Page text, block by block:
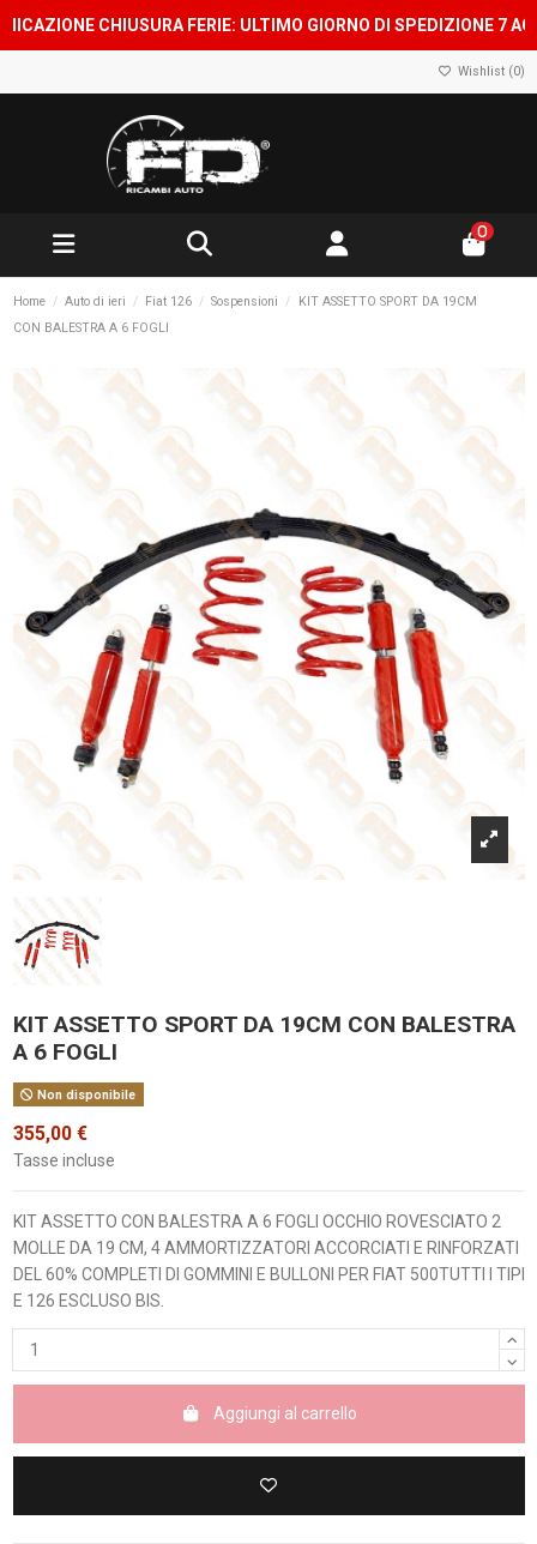
CHIUSURA FERIE: ULTIMO GIORNO DI SPEDIZIONE 7
Wishlist (0)
0
Home Auto di ieri Fiat 126 Sospensioni
KIT ASSETTO SPORT DA 19CM
CON BALESTRA A 6 FOGLI
KIT ASSETTO SPORT DA 19CM CON BALESTRA
A 6 FOGLI
Non disponibile
355,00 €
Tasse incluse
KIT ASSETTO CON BALESTRA A 6 FOGLI OCCHIO ROVESCIATO 2
MOLLE DA 19 CM, 4 AMMORTIZZATORI ACCORCIATI E RINFORZATI
DEL 60% COMPLETI DI GOMMINI E BULLONI PER FIAT 500TUTTI I TIPI
E 126 ESCLUSO BIS.
Aggiungi al carrello